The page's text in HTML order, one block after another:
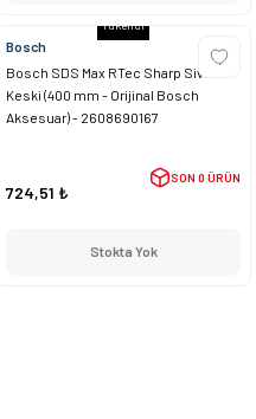
Tükendi
Bosch
Bosch SDS Max RTec Sharp Sivri
Keski (400 mm - Orijinal Bosch
Aksesuar) - 2608690167
724,51 ₺
SON 0 ÜRÜN
Stokta Yok